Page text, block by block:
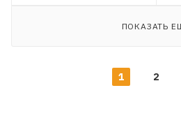
ПОКАЗАТЬ
1 2